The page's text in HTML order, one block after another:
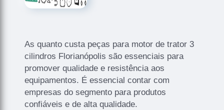
As quanto custa peças para motor de trator 3
cilindros Florianópolis são essenciais para
promover qualidade e resistência aos
equipamentos. É essencial contar com
empresas do segmento para produtos
confiáveis e de alta qualidade.